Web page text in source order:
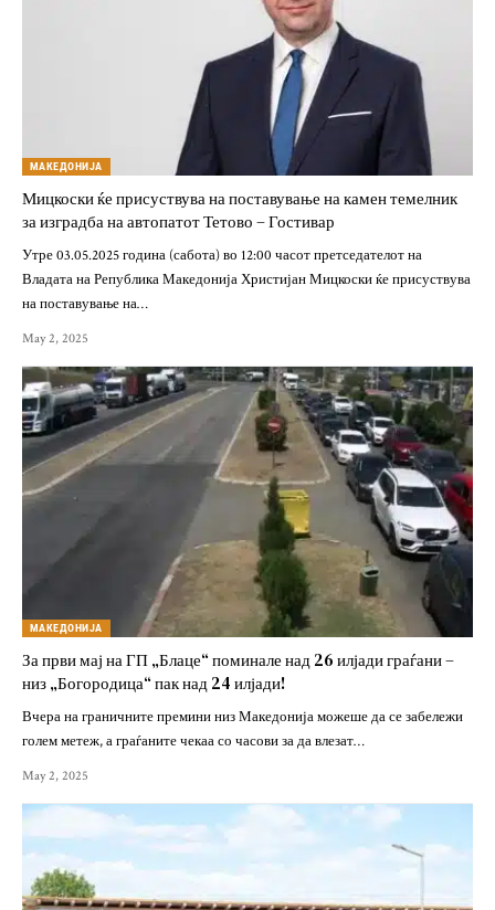
МАКЕДОНИЈА
Мицкоски ќе присуствува на поставување на камен темелник
за изградба на автопатот Тетово – Гостивар
Утре 03.05.2025 година (сабота) во 12:00 часот претседателот на
Владата на Република Македонија Христијан Мицкоски ќе присуствува
на поставување на…
May 2, 2025
МАКЕДОНИЈА
За први мај на ГП „Блаце“ поминале над 26 илјади граѓани –
низ „Богородица“ пак над 24 илјади!
Вчера на граничните премини низ Македонија можеше да се забележи
голем метеж, а граѓаните чекаа со часови за да влезат…
May 2, 2025